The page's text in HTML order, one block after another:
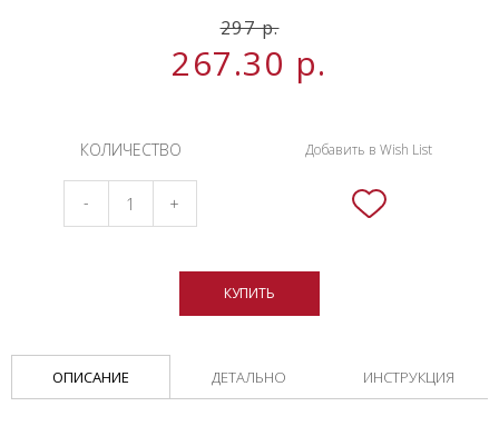
297р.
267.30 р.
КОЛИЧЕСТВО
- +
КУПИТЬ
Добавить в Wish List
ОПИСАНИЕ ДЕТАЛЬНО ИНСТРУКЦИЯ